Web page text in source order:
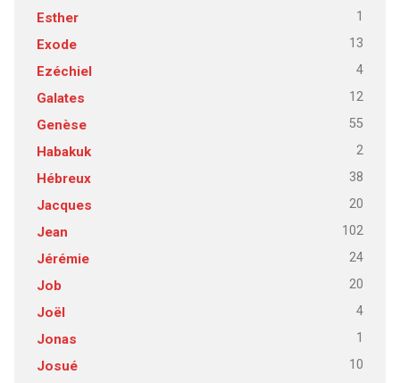
Esther 1
Exode 13
Ezéchiel 4
Galates 12
Genèse 55
Habakuk 2
Hébreux 38
Jacques 20
Jean 102
Jérémie 24
Job 20
Joël 4
Jonas 1
Josué 10